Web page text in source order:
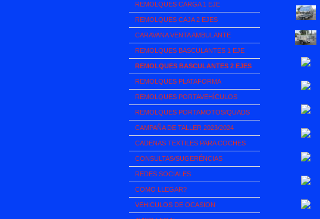
REMOLQUES CARGA 1 EJE
REMOLQUES CAJA 2 EJES
CARAVANA VENTA AMBULANTE
REMOLQUES BASCULANTES 1 EJE
REMOLQUES BASCULANTES 2 EJES
REMOLQUES PLATAFORMA
REMOLQUES PORTAVEHÍCULOS
REMOLQUES PORTAMOTOS/QUADS
CAMPAÑA DE TALLER 2023/2024
CADENAS TEXTILES PARA COCHES
CONSULTAS/SUGERÉNCIAS
REDES SOCIALES
COMO LLEGAR?
VEHICULOS DE OCASION